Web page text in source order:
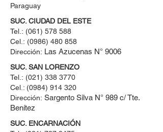
Paraguay
SUC. CIUDAD DEL ESTE
Tel.: (061) 578 588
Cel.: (0986) 480 858
Dirección: Las Azucenas N° 9006
SUC. SAN LORENZO
Tel.: (021) 338 3770
Cel.: ​(0984) 914 320
Dirección: Sargento Silva N° 989 c/ Tte.
Benítez
SUC. ENCARNACIÓN